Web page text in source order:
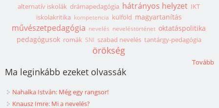
alternatív iskolák drámapedagógia hátrányos helyzet IKT
iskolakritika kompetencia külföld magyartanítás
művészetpedagógia nevelés neveléstörténet oktatáspolitika
pedagógusok romák SNI szabad nevelés tantárgy-pedagógia
örökség
Tovább
Ma leginkább ezeket olvassák
Nahalka István: Még egy rangsor!
Knausz Imre: Mi a nevelés?